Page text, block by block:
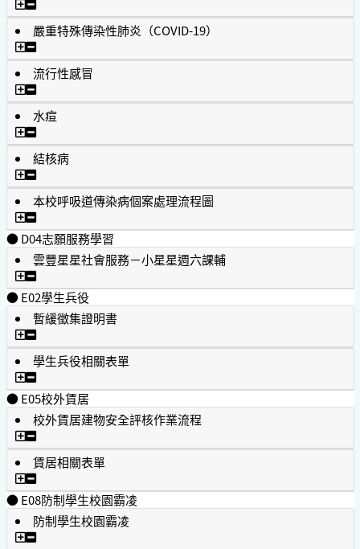
嚴重特殊傳染性肺炎（COVID-19）
嚴重特殊傳染性肺炎（COVID-19）
流行性感冒
流行性感冒
水痘
水痘
結核病
結核病
本校呼吸道傳染病個案處理流程圖
本校呼吸道傳染病個案處理流程圖
● D04志願服務學習
雲豐星星社會服務－小星星週六課輔
雲豐星星社會服務－小星星週六課輔
● E02學生兵役
暫緩徵集證明書
暫緩徵集證明書
學生兵役相關表單
學生兵役相關表單
● E05校外賃居
校外賃居建物安全評核作業流程
校外賃居建物安全評核作業流程
賃居相關表單
賃居相關表單
● E08防制學生校園霸凌
防制學生校園霸凌
防制學生校園霸凌